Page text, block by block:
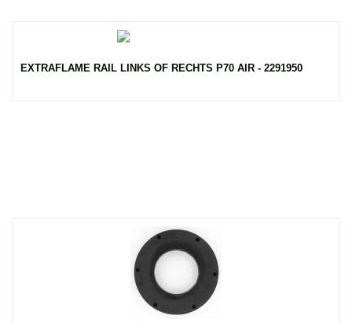
EXTRAFLAME RAIL LINKS OF RECHTS P70 AIR - 2291950